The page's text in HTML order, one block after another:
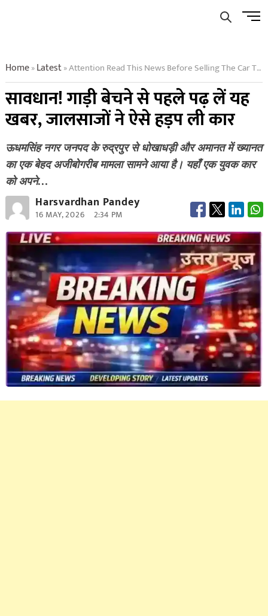
Menu
Home»Latest»Attention Read This News Before Selling The Car This Is How Fraudsters Grabbed The Car
सावधान! गाड़ी बेचने से पहले पढ़ लें यह
खबर, जालसाजों ने ऐसे हड़प ली कार
ऊधमसिंह नगर जनपद के रुद्रपुर से धोखाधड़ी और अमानत में ख्यानत
का एक बेहद अजीबोगरीब मामला सामने आया है। यहाँ एक युवक कार
को अपने…
Harsvardhan Pandey
16 MAY, 2026 2:34 PM